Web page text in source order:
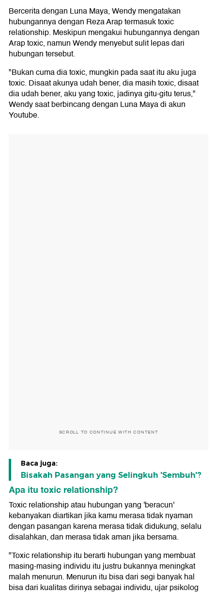
Bercerita dengan Luna Maya, Wendy mengatakan
hubungannya dengan Reza Arap termasuk toxic
relationship. Meskipun mengakui hubungannya dengan
Arap toxic, namun Wendy menyebut sulit lepas dari
hubungan tersebut.
"Bukan cuma dia toxic, mungkin pada saat itu aku juga
toxic. Disaat akunya udah bener, dia masih toxic, disaat
dia udah bener, aku yang toxic, jadinya gitu-gitu terus,"
Wendy saat berbincang dengan Luna Maya di akun
Youtube.
SCROLL TO CONTINUE WITH CONTENT
Baca juga:
Bisakah Pasangan yang Selingkuh 'Sembuh'?
Apa itu toxic relationship?
Toxic relationship atau hubungan yang 'beracun'
kebanyakan diartikan jika kamu merasa tidak nyaman
dengan pasangan karena merasa tidak didukung, selalu
disalahkan, dan merasa tidak aman jika bersama.
"Toxic relationship itu berarti hubungan yang membuat
masing-masing individu itu justru bukannya meningkat
malah menurun. Menurun itu bisa dari segi banyak hal
bisa dari kualitas dirinya sebagai individu, ujar psikolog